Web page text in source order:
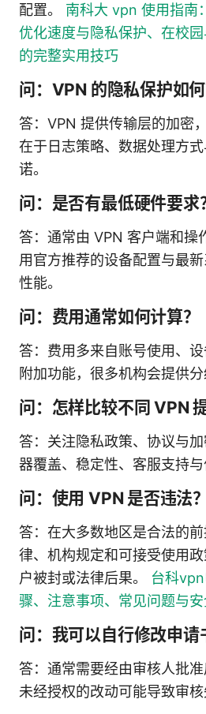
配置。 南科大 vpn 使用指南
优化速度与隐私保护、在校
的完整实用技巧
问：VPN 的隐私保护如何
答：VPN 提供传输层的加密
在于日志策略、数据处理方
诺。
问：是否有最低硬件要求
答：通常由 VPN 客户端和操
用官方推荐的设备配置与最
性能。
问：费用通常如何计算？
答：费用多来自账号使用、
附加功能，很多机构会提供分
问：怎样比较不同 VPN
答：关注隐私政策、协议与
器覆盖、稳定性、客服支持与
问：使用 VPN 是否违法？
答：在大多数地区是合法的
律、机构规定和可接受使用
户被封或法律后果。 台科
骤、注意事项、常见问题与
问：我可以自行修改申请
答：通常需要经由审核人批准
未经授权的改动可能导致审核